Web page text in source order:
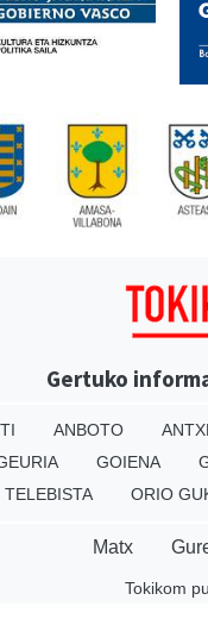
Gertuko
ANBOTO
GOIENA
ORIO
Matx
Tokikom